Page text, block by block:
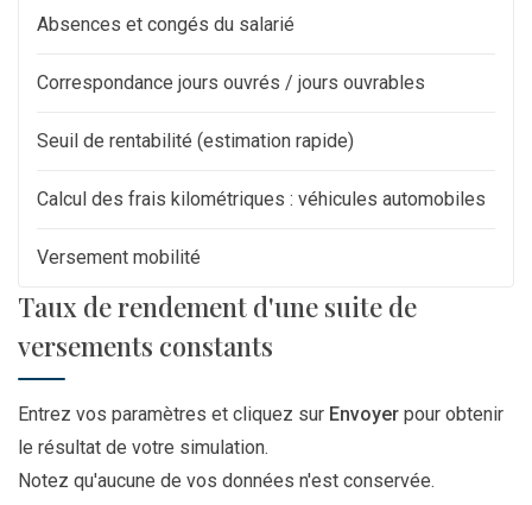
Taux de rendement d'une suite de
versements constants
Entrez vos paramètres et cliquez sur Envoyer pour obtenir
le résultat de votre simulation.
Notez qu'aucune de vos données n'est conservée.
Absences et congés du salarié
Correspondance jours ouvrés / jours ouvrables
Seuil de rentabilité (estimation rapide)
Calcul des frais kilométriques : véhicules automobiles
Versement mobilité